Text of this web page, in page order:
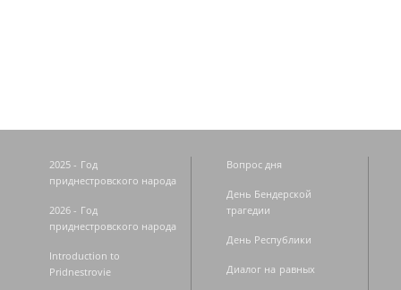
2025 - Год
приднестровского народа
2026 - Год
приднестровского народа
Introduction to
Pridnestrovie
Вопрос дня
День Бендерской
трагедии
День Республики
Диалог на равных